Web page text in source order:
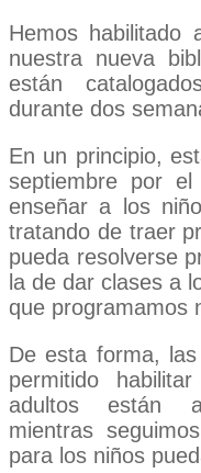
Hemos habilitado
nuestra nueva
están
durante dos
En un principio,
septiembre por
enseñar a los
tratando de traer
pueda resolverse
la de dar clases a
que programamos
De esta forma,
permitido
adultos están
mientras
para los niños